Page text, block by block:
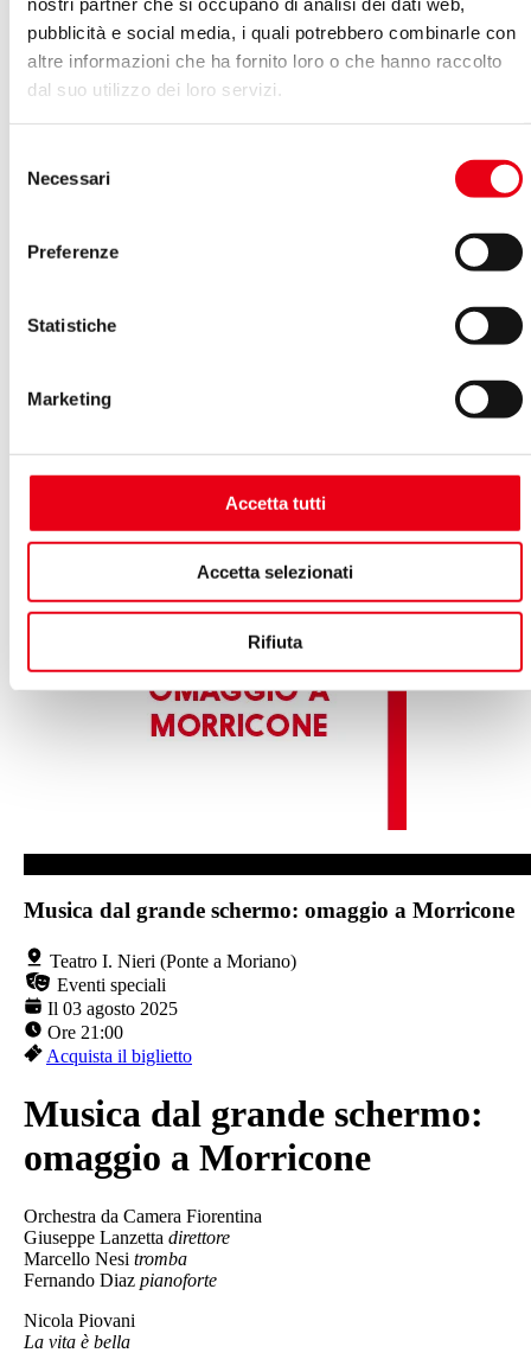
pubblicità e social media, i quali potrebbero combinarle con
altre informazioni che ha fornito loro o che hanno raccolto
dal suo utilizzo dei loro servizi.
delNecessari
Preferenze
Statistiche
Marketing
Accetta tutti
Accetta selezionati
Rifiuta
Musica dal grande schermo: omaggio a Morricone
Teatro I. Nieri (Ponte a Moriano)
Eventi speciali
Il 03 agosto 2025
Ore 21:00
Acquista il biglietto
Musica dal grande schermo:
omaggio a Morricone
Orchestra da Camera Fiorentina
Giuseppe Lanzetta direttore
Marcello Nesi tromba
Fernando Diaz pianoforte
Nicola Piovani
La vita è bella